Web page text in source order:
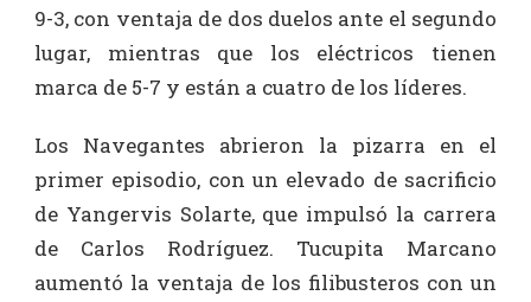
9-3, con ventaja de dos duelos ante el segundo
lugar, mientras que los eléctricos tienen
marca de 5-7 y están a cuatro de los líderes.
Los Navegantes abrieron la pizarra en el
primer episodio, con un elevado de sacrificio
de Yangervis Solarte, que impulsó la carrera
de Carlos Rodríguez. Tucupita Marcano
aumentó la ventaja de los filibusteros con un